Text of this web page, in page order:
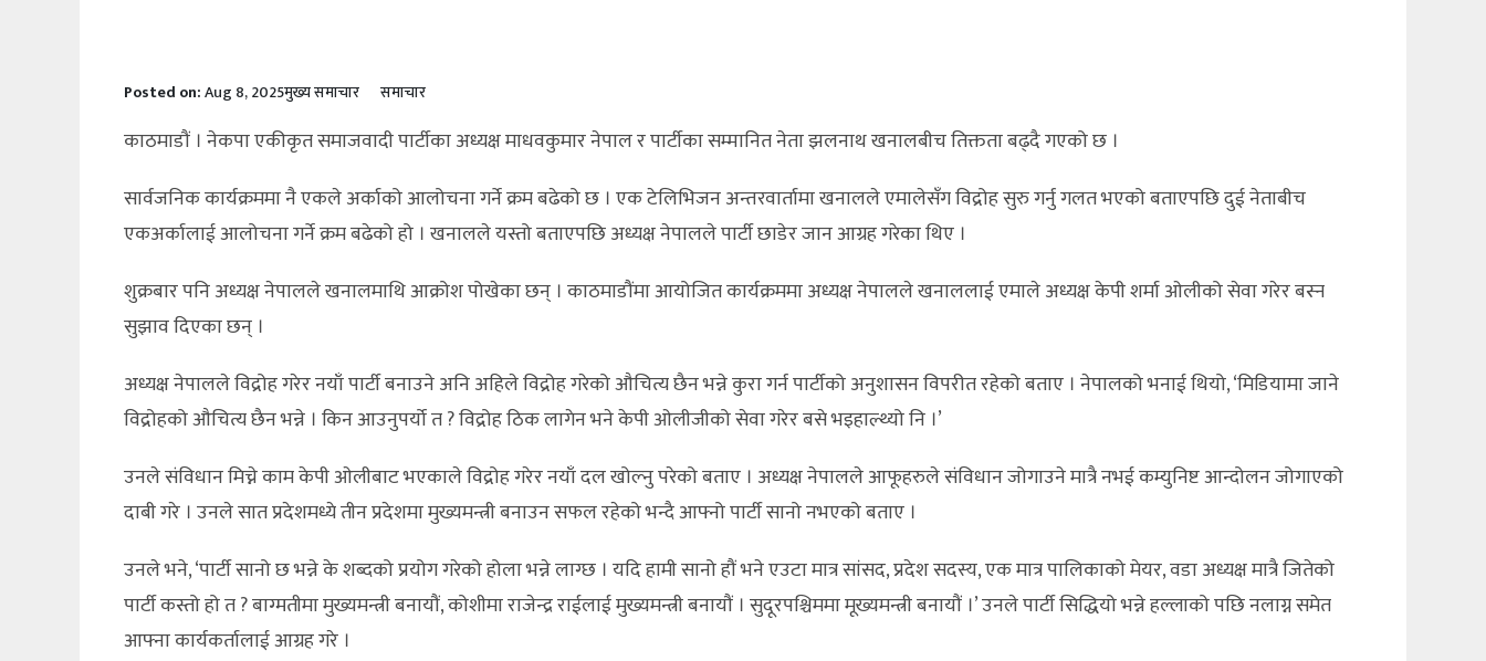
Posted on:Aug 8, 2025मुख्य समाचार समाचार
काठमाडौं । नेकपा एकीकृत समाजवादी पार्टीका अध्यक्ष माधवकुमार नेपाल र पार्टीका सम्मानित नेता झलनाथ खनालबीच तिक्तता बढ्दै गएको छ ।
सार्वजनिक कार्यक्रममा नै एकले अर्काको आलोचना गर्ने क्रम बढेको छ । एक टेलिभिजन अन्तरवार्तामा खनालले एमालेसँग विद्रोह सुरु गर्नु गलत भएको बताएपछि दुई नेताबीच
एकअर्कालाई आलोचना गर्ने क्रम बढेको हो । खनालले यस्तो बताएपछि अध्यक्ष नेपालले पार्टी छाडेर जान आग्रह गरेका थिए ।
शुक्रबार पनि अध्यक्ष नेपालले खनालमाथि आक्रोश पोखेका छन् । काठमाडौंमा आयोजित कार्यक्रममा अध्यक्ष नेपालले खनाललाई एमाले अध्यक्ष केपी शर्मा ओलीको सेवा गरेर बस्न
सुझाव दिएका छन् ।
अध्यक्ष नेपालले विद्रोह गरेर नयाँ पार्टी बनाउने अनि अहिले विद्रोह गरेको औचित्य छैन भन्ने कुरा गर्न पार्टीको अनुशासन विपरीत रहेको बताए । नेपालको भनाई थियो, ‘मिडियामा जाने
विद्रोहको औचित्य छैन भन्ने । किन आउनुपर्यो त ? विद्रोह ठिक लागेन भने केपी ओलीजीको सेवा गरेर बसे भइहाल्थ्यो नि ।’
उनले संविधान मिच्ने काम केपी ओलीबाट भएकाले विद्रोह गरेर नयाँ दल खोल्नु परेको बताए । अध्यक्ष नेपालले आफूहरुले संविधान जोगाउने मात्रै नभई कम्युनिष्ट आन्दोलन जोगाएको
दाबी गरे । उनले सात प्रदेशमध्ये तीन प्रदेशमा मुख्यमन्त्री बनाउन सफल रहेको भन्दै आफ्नो पार्टी सानो नभएको बताए ।
उनले भने, ‘पार्टी सानो छ भन्ने के शब्दको प्रयोग गरेको होला भन्ने लाग्छ । यदि हामी सानो हौं भने एउटा मात्र सांसद, प्रदेश सदस्य, एक मात्र पालिकाको मेयर, वडा अध्यक्ष मात्रै जितेको
पार्टी कस्तो हो त ? बाग्मतीमा मुख्यमन्त्री बनायौं, कोशीमा राजेन्द्र राईलाई मुख्यमन्त्री बनायौं । सुदूरपश्चिममा मूख्यमन्त्री बनायौं ।’ उनले पार्टी सिद्धियो भन्ने हल्लाको पछि नलाग्न समेत
आफ्ना कार्यकर्तालाई आग्रह गरे ।